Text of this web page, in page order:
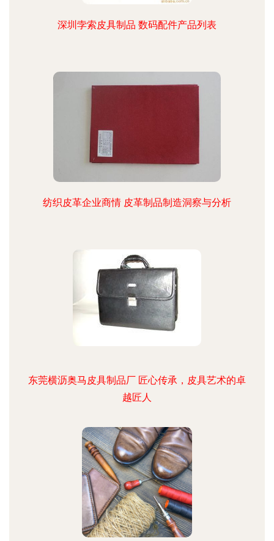
深圳孛索皮具制品 数码配件产品列表
纺织皮革企业商情 皮革制品制造洞察与分析
东莞横沥奥马皮具制品厂 匠心传承，皮具艺术的卓
越匠人